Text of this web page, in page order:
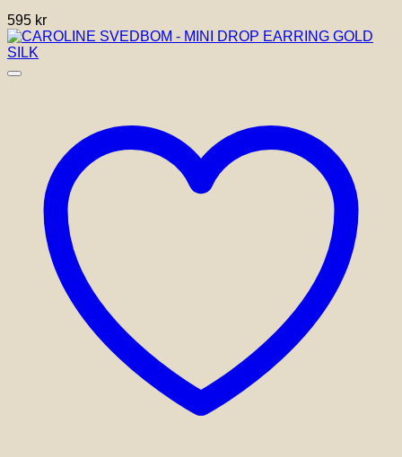
595 kr